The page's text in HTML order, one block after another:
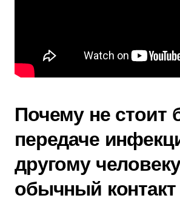
Почему не стоит
передаче
другому
обычный контакт